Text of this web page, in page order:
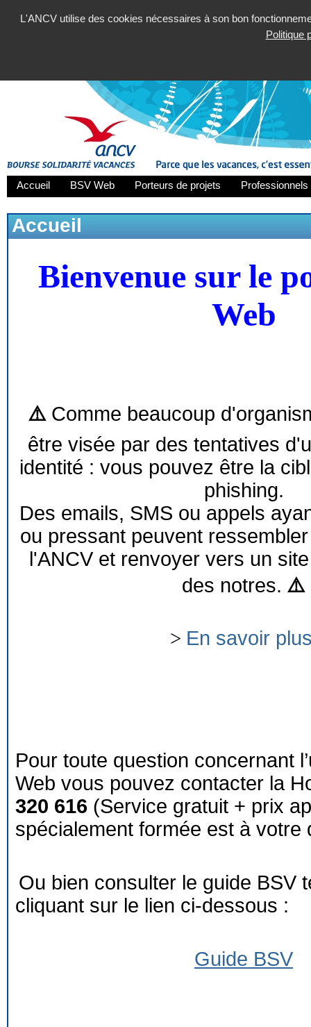
L'ANCV utilise des cookies nécessaires à son bon
Politique
Accueil BSV Web Porteurs de projets
Accueil
Bienvenue sur le
Web
⚠️ Comme beaucoup
être visée par des tentatives
identité : vous pouvez être la
phishing.
Des emails, SMS ou appels
ou pressant peuvent
l'ANCV et renvoyer vers un
des notres. ⚠️
> En savoir
Pour toute question concernant
Web vous pouvez contacter la
320 616 (Service gratuit + prix
spécialement formée est à votre
Ou bien consulter le guide BSV
cliquant sur le lien ci-dessous :
Guide BSV